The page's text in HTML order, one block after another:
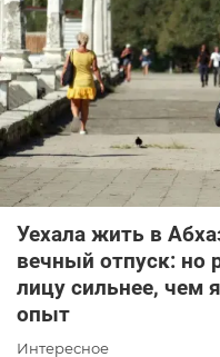
Уехала жить в
вечный отпуск: но
лицу сильнее, чем
опыт
Интересное